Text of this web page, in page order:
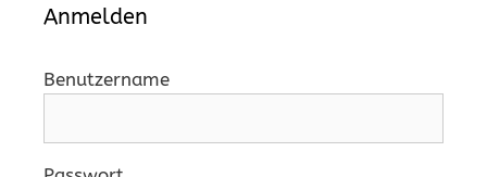
Anmelden
Benutzername